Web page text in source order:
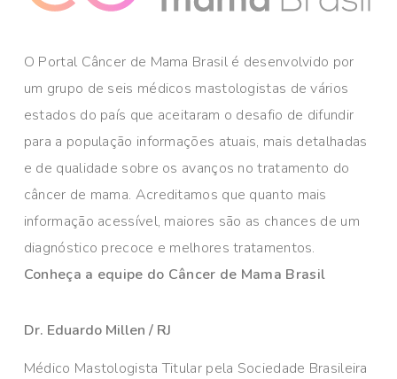
O Portal Câncer de Mama Brasil é desenvolvido por
um grupo de seis médicos mastologistas de vários
estados do país que aceitaram o desafio de difundir
para a população informações atuais, mais detalhadas
e de qualidade sobre os avanços no tratamento do
câncer de mama. Acreditamos que quanto mais
informação acessível, maiores são as chances de um
diagnóstico precoce e melhores tratamentos.
Conheça a equipe do Câncer de Mama Brasil
Dr. Eduardo Millen / RJ
Médico Mastologista Titular pela Sociedade Brasileira